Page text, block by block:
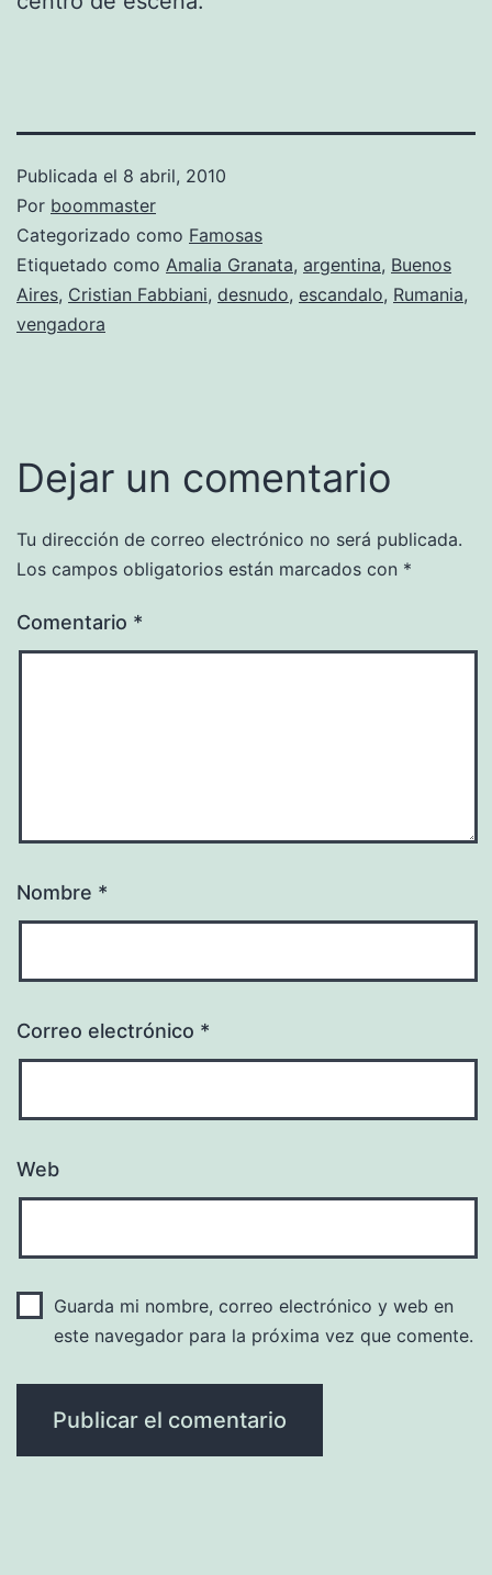
Publicada el 8 abril, 2010
Por boommaster
Categorizado como Famosas
Etiquetado como Amalia Granata, argentina, Buenos
Aires, Cristian Fabbiani, desnudo, escandalo, Rumania,
vengadora
Dejar un comentario
Tu dirección de correo electrónico no será publicada.
Los campos obligatorios están marcados con *
Comentario *
Nombre *
Correo electrónico *
Web
Guarda mi nombre, correo electrónico y web en
este navegador para la próxima vez que comente.